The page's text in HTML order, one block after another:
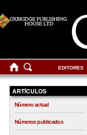
EDITORES
ARTÍCULOS
Número actual
Números publicados